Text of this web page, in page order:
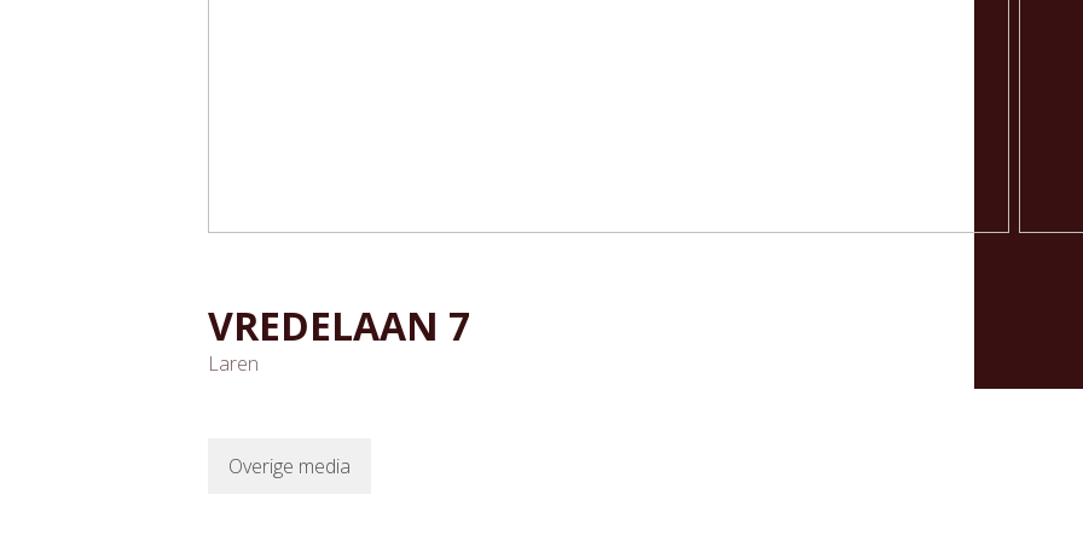
VREDELAAN 7
Laren
Overige media